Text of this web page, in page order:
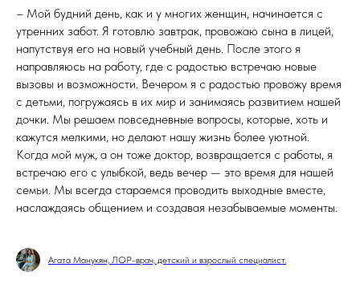
– Мой будний день, как и у многих женщин, начинается с
утренних забот. Я готовлю завтрак, провожаю сына в лицей,
напутствуя его на новый учебный день. После этого я
направляюсь на работу, где с радостью встречаю новые
вызовы и возможности. Вечером я с радостью провожу время
с детьми, погружаясь в их мир и занимаясь развитием нашей
дочки. Мы решаем повседневные вопросы, которые, хоть и
кажутся мелкими, но делают нашу жизнь более уютной.
Когда мой муж, а он тоже доктор, возвращается с работы, я
встречаю его с улыбкой, ведь вечер — это время для нашей
семьи. Мы всегда стараемся проводить выходные вместе,
наслаждаясь общением и создавая незабываемые моменты.
Агата Манукян, ЛОР-врач, детский и взрослый специалист.